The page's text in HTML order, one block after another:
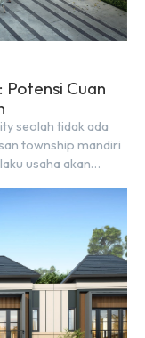
Potensi Cuan
seolah tidak ada
township mandiri
usaha akan
Letaknya
massa […]